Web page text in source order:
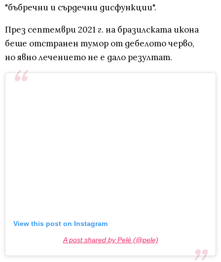
"бъбречни и сърдечни дисфункции".
През септември 2021 г. на бразилската икона
беше отстранен тумор от дебелото черво,
но явно лечението не е дало резултат.
View this post on Instagram
A post shared by Pelé (@pele)